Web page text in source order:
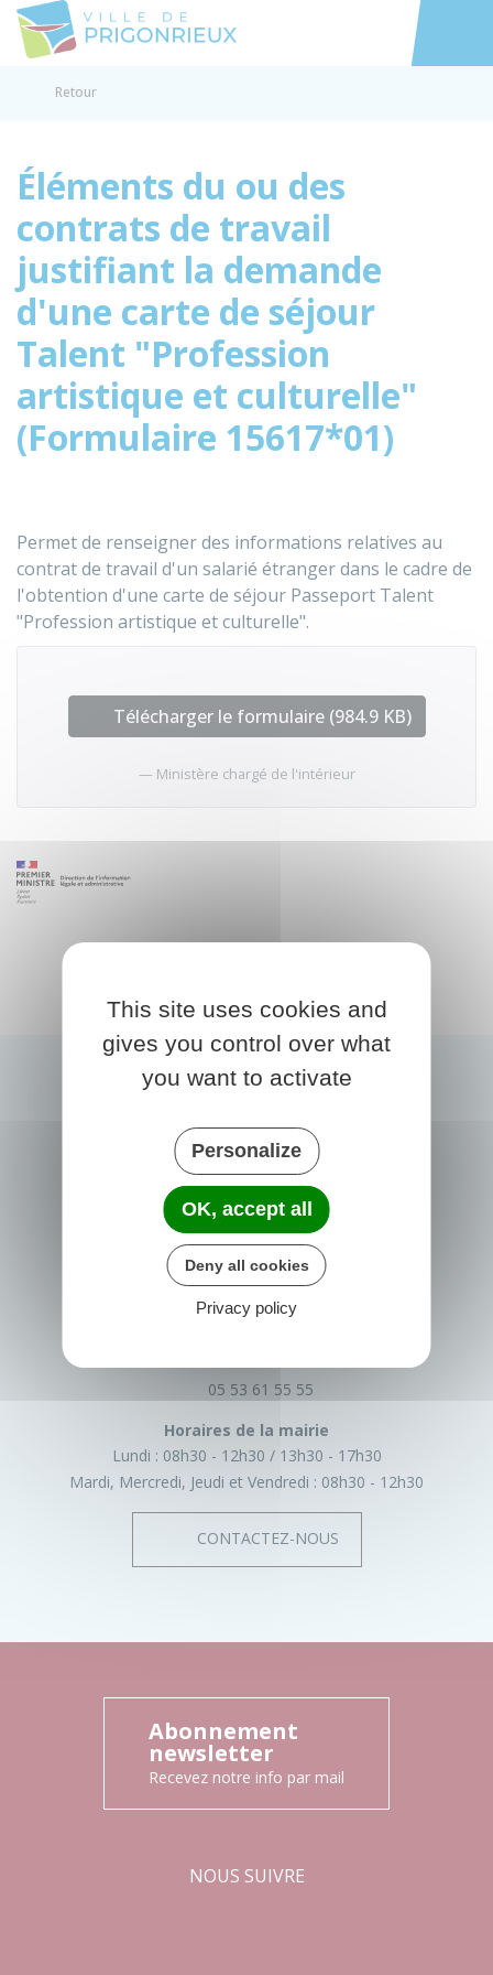
Accéder
Retour
Éléments du ou des
contrats de travail
justifiant la demande
d'une carte de séjour
Talent "Profession
artistique et culturelle"
(Formulaire 15617*01)
Permet de renseigner des informations relatives au
contrat de travail d'un salarié étranger dans le cadre de
l'obtention d'une carte de séjour Passeport Talent
"Profession artistique et culturelle".
Télécharger le formulaire (984.9 KB)
Ministère chargé de l'intérieur
PRIGONRIEUX
1 Place du Groupe Loiseau
05 53 61 55 55
Horaires de la mairie
Lundi : 08h30 - 12h30
13h30 - 17h30
Mardi, Mercredi, Jeudi et Vendredi : 08h30 - 12h30
CONTACTEZ-NOUS
Abonnement
newsletter
Recevez notre info par mail
NOUS SUIVRE
This site uses cookies and
gives you control over what
you want to activate
Personalize
OK, accept all
Deny all cookies
Privacy policy